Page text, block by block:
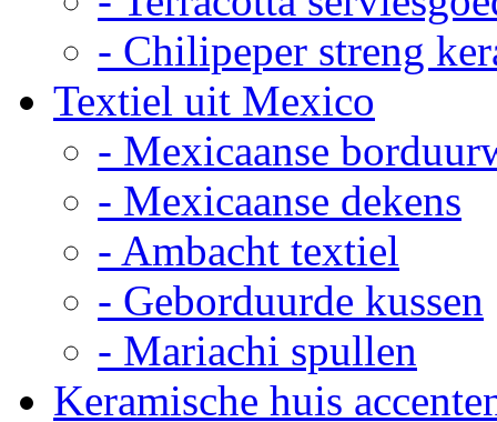
- Chilipeper streng
Textiel uit Mexico
- Mexicaanse
- Mexicaanse dekens
- Ambacht textiel
- Geborduurde kussen
- Mariachi spullen
Keramische huis